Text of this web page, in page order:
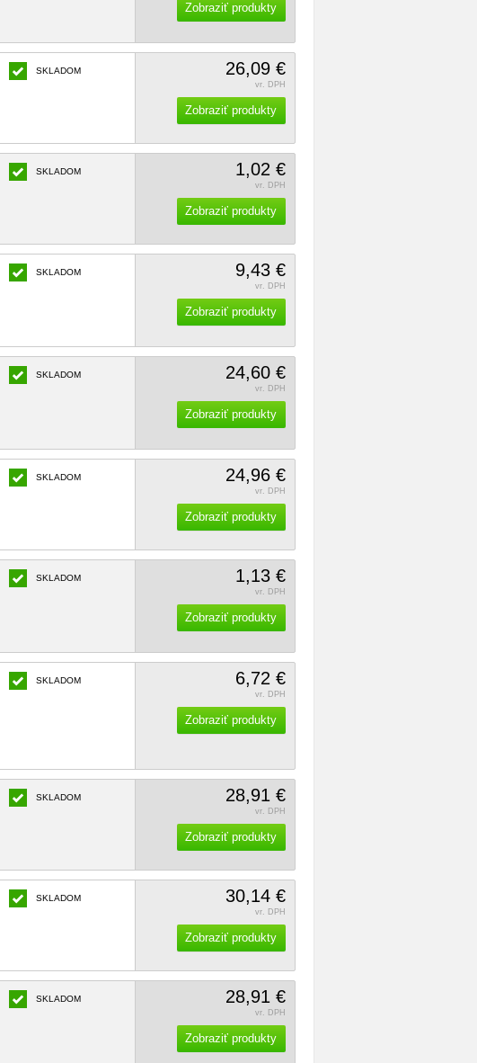
Zobraziť produkty
SKLADOM 26,09 €
vr. DPH
Zobraziť produkty
SKLADOM 1,02 €
vr. DPH
Zobraziť produkty
SKLADOM 9,43 €
vr. DPH
Zobraziť produkty
SKLADOM 24,60 €
vr. DPH
Zobraziť produkty
SKLADOM 24,96 €
vr. DPH
Zobraziť produkty
SKLADOM 1,13 €
vr. DPH
Zobraziť produkty
SKLADOM 6,72 €
vr. DPH
Zobraziť produkty
SKLADOM 28,91 €
vr. DPH
Zobraziť produkty
SKLADOM 30,14 €
vr. DPH
Zobraziť produkty
SKLADOM 28,91 €
vr. DPH
Zobraziť produkty